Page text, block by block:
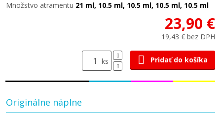
Množstvo atramentu 21 ml, 10.5 ml, 10.5 ml, 10.5 ml, 10.5 ml
23,90 €
19,43 € bez DPH
ks Pridať do košíka
Originálne náplne